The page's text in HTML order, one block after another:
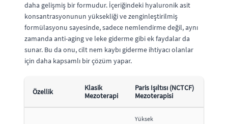
daha gelişmiş bir formudur. İçeriğindeki hyaluronik asit
konsantrasyonunun yüksekliği ve zenginleştirilmiş
formülasyonu sayesinde, sadece nemlendirme değil, aynı
zamanda anti-aging ve leke giderme gibi ek faydalar da
sunar. Bu da onu, cilt nem kaybı giderme ihtiyacı olanlar
için daha kapsamlı bir çözüm yapar.
Özellik
Klasik
Mezoterapi
Paris Işıltısı (NCTCF)
Mezoterapisi
Yüksek